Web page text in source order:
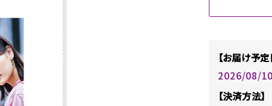
【お届け予定
2026/08/
【決済方法】